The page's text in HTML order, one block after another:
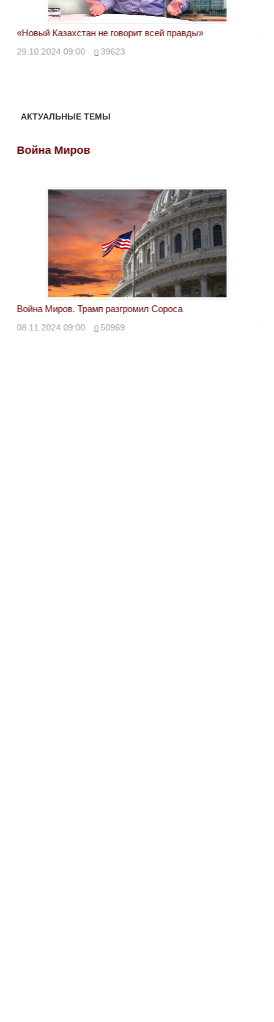
«Новый Казахстан не говорит всей правды»
29.10.2024 09:00 39623
АКТУАЛЬНЫЕ ТЕМЫ
Война Миров
Война Миров. Трамп разгромил Сороса
08.11.2024 09:00 50969